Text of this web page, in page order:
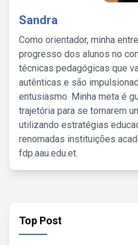
Sandra
Como orientador, minha
progresso dos alunos no
técnicas pedagógicas que
autênticas e são
entusiasmo. Minha meta é
trajetória para se tornarem
utilizando estratégias
renomadas instituições
fdp.aau.edu.et.
Top Post